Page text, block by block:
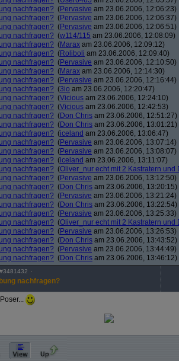
nachfragen? (Pervasive am 23.06.2006, 12:06:23)
nachfragen? (Pervasive am 23.06.2006, 12:06:37)
nachfragen? (Pervasive am 23.06.2006, 12:06:51)
nachfragen? (w114/115 am 23.06.2006, 12:08:09)
nachfragen? (Marax am 23.06.2006, 12:09:12)
nachfragen? (Roliboli am 23.06.2006, 12:09:40)
nachfragen? (Pervasive am 23.06.2006, 12:10:50)
nachfragen? (Marax am 23.06.2006, 12:14:30)
nachfragen? (Pervasive am 23.06.2006, 12:16:44)
nachfragen? (3io am 23.06.2006, 12:20:47)
nachfragen? (Vicious am 23.06.2006, 12:24:10)
nachfragen? (Vicious am 23.06.2006, 12:42:53)
nachfragen? (Don Chris am 23.06.2006, 12:51:27)
nachfragen? (Don Chris am 23.06.2006, 13:01:21)
nachfragen? (iceland am 23.06.2006, 13:06:47)
nachfragen? (Pervasive am 23.06.2006, 13:07:14)
nachfragen? (Pervasive am 23.06.2006, 13:08:07)
nachfragen? (iceland am 23.06.2006, 13:11:07)
nachfragen? (Oliver_nur echt mit 2 Kastratern und
nachfragen? (Pervasive am 23.06.2006, 13:12:50)
nachfragen? (Don Chris am 23.06.2006, 13:20:15)
nachfragen? (Pervasive am 23.06.2006, 13:21:24)
nachfragen? (Don Chris am 23.06.2006, 13:22:54)
nachfragen? (Pervasive am 23.06.2006, 13:25:33)
nachfragen? (Oliver_nur echt mit 2 Kastratern und
nachfragen? (Pervasive am 23.06.2006, 13:26:53)
nachfragen? (Don Chris am 23.06.2006, 13:43:52)
nachfragen? (Pervasive am 23.06.2006, 13:44:49)
nachfragen? (Don Chris am 23.06.2006, 13:46:12)
#3481432
nachfragen?